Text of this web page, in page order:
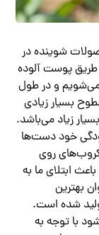
شوینده در
طریق پوست آلوده
می‌شویم و در طول
بسیار زیادی
زیاد می‌باشد.
خود دست‌ها
روی
ابتلای ما به
بهترین
شده است.
با توجه به